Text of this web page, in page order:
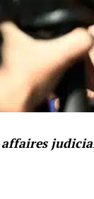
affaires